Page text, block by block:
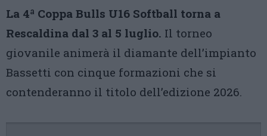
La 4ª Coppa Bulls U16 Softball torna a
Rescaldina dal 3 al 5 luglio. Il torneo
giovanile animerà il diamante dell’impianto
Bassetti con cinque formazioni che si
contenderanno il titolo dell’edizione 2026.